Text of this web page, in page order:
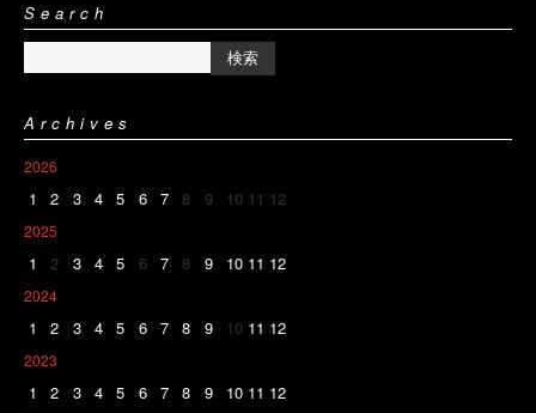
Search
Archives
2026
1 2 3 4 5 6 7 8 9 10 11 12
2025
1 2 3 4 5 6 7 8 9 10 11 12
2024
1 2 3 4 5 6 7 8 9 10 11 12
2023
1 2 3 4 5 6 7 8 9 10 11 12